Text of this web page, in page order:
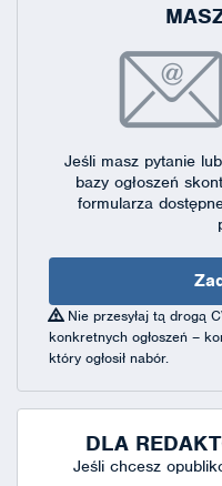
Jeśli masz pytanie
bazy ogłoszeń
formularza
Nie przesyłaj tą drogą
konkretnych ogłoszeń –
który ogłosił nabór.
DLA
Jeśli chcesz